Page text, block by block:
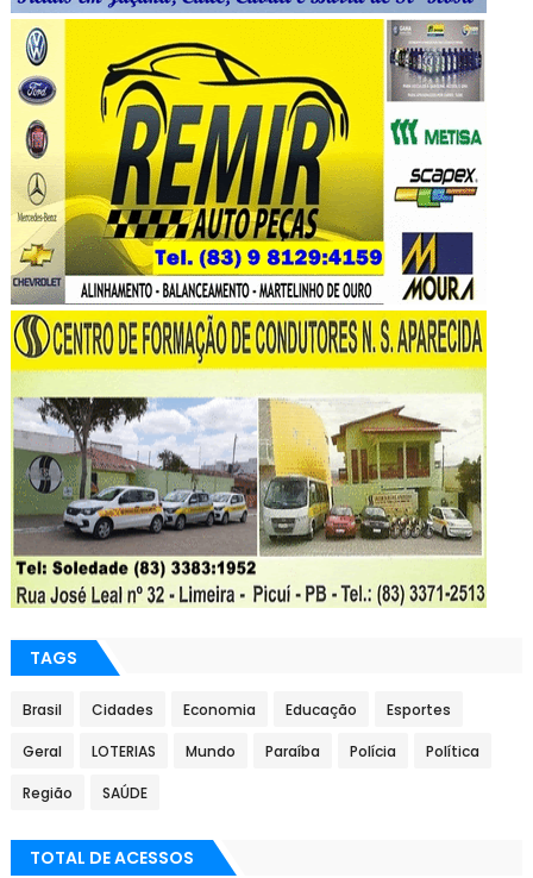
TAGS
Brasil Cidades Economia Educação Esportes
Geral LOTERIAS Mundo Paraíba Polícia Política
Região SAÚDE
TOTAL DE ACESSOS